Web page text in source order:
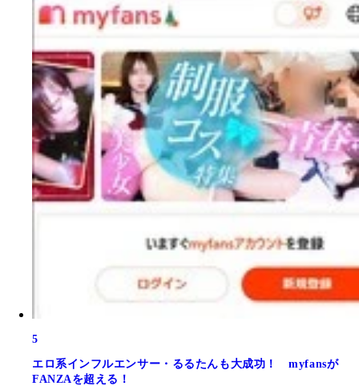
5
エロ系インフルエンサー・るるたんも大成功！ myfansが
FANZAを超える！